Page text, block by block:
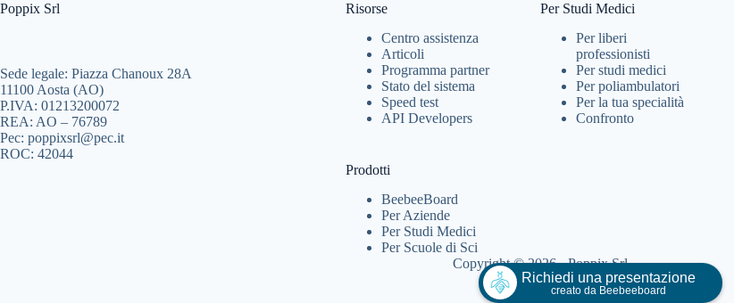
Richiedi una presentazione
creato da Beebeeboard
Poppix Srl
Sede legale: Piazza Chanoux 28A
11100 Aosta (AO)
P.IVA: 01213200072
REA: AO – 76789
Pec: poppixsrl@pec.it
ROC: 42044
Risorse
Centro assistenza
Articoli
Programma partner
Stato del sistema
Speed test
API Developers
Prodotti
BeebeeBoard
Per Aziende
Per Studi Medici
Per Scuole di Sci
Per Studi Medici
Per liberi
professionisti
Per studi medici
Per poliambulatori
Per la tua specialità
Confronto
Copyright © 2026 - Poppix Srl